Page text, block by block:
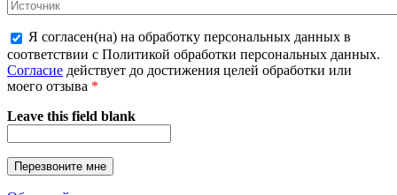
Я согласен(на) на обработку персональных данных в
соответствии с Политикой обработки персональных данных.
Согласие действует до достижения целей обработки или
моего отзыва *
Leave this field blank